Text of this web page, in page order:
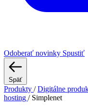
Odoberať novinky Spustiť
Späť
Produkty / Digitálne
hosting / Simplenet